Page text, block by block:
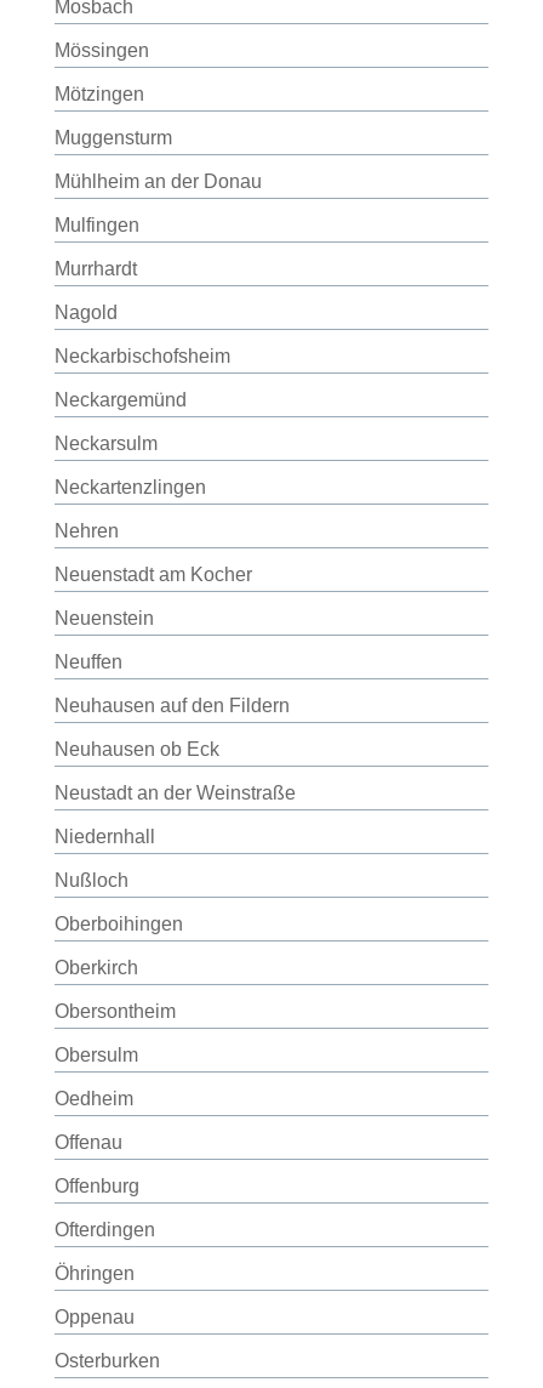
Mosbach
Mössingen
Mötzingen
Muggensturm
Mühlheim an der Donau
Mulfingen
Murrhardt
Nagold
Neckarbischofsheim
Neckargemünd
Neckarsulm
Neckartenzlingen
Nehren
Neuenstadt am Kocher
Neuenstein
Neuffen
Neuhausen auf den Fildern
Neuhausen ob Eck
Neustadt an der Weinstraße
Niedernhall
Nußloch
Oberboihingen
Oberkirch
Obersontheim
Obersulm
Oedheim
Offenau
Offenburg
Ofterdingen
Öhringen
Oppenau
Osterburken